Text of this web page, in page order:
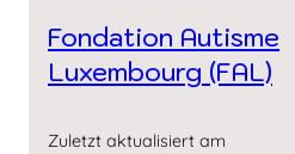
Fondation Autisme
Luxembourg (FAL)
Zuletzt aktualisiert am